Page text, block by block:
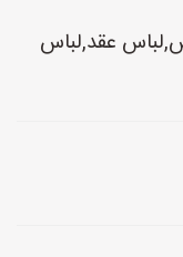
عقد,لباس